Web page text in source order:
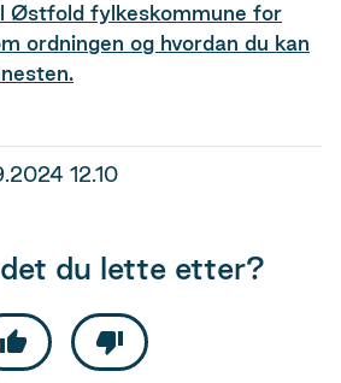
Østfold fylkeskommune for
ordningen og hvordan du kan
12.10
du lette etter?